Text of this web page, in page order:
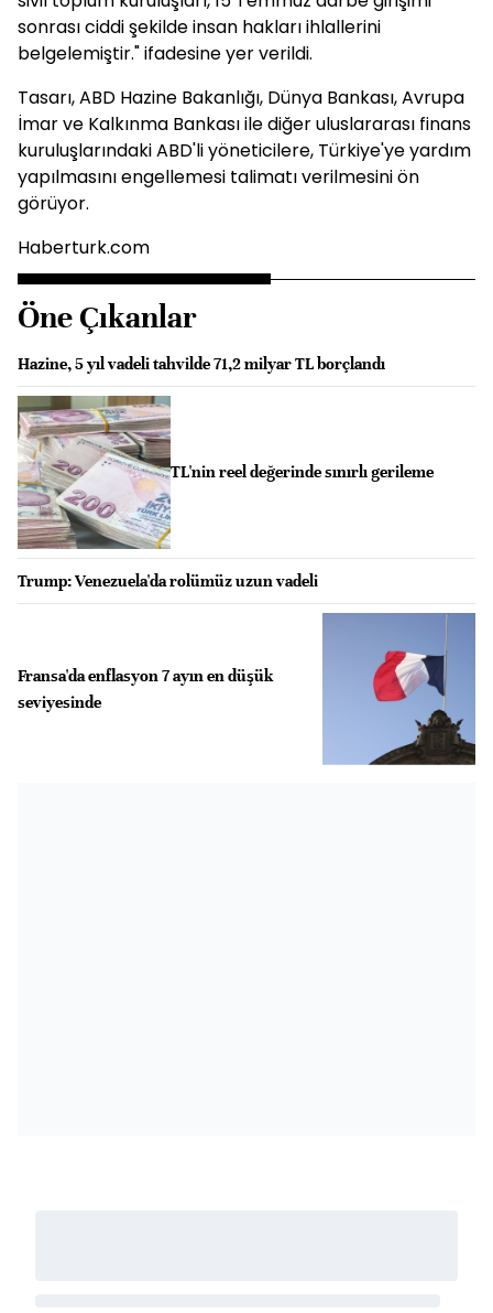
sonrası ciddi şekilde insan hakları ihlallerini
belgelemiştir." ifadesine yer verildi.
Tasarı, ABD Hazine Bakanlığı, Dünya Bankası, Avrupa
İmar ve Kalkınma Bankası ile diğer uluslararası finans
kuruluşlarındaki ABD'li yöneticilere, Türkiye'ye yardım
yapılmasını engellemesi talimatı verilmesini ön
görüyor.
Haberturk.com
Öne Çıkanlar
Hazine, 5 yıl vadeli tahvilde 71,2 milyar TL borçlandı
TL'nin reel değerinde sınırlı gerileme
Trump: Venezuela'da rolümüz uzun vadeli
Fransa'da enflasyon 7 ayın en düşük
seviyesinde